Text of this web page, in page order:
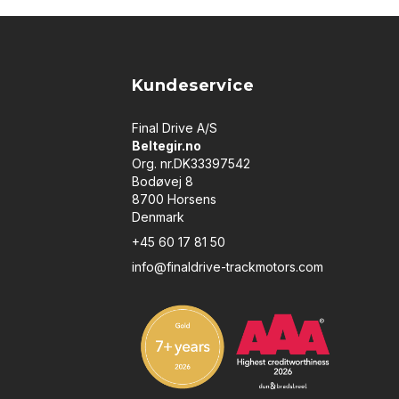
Kundeservice
Final Drive A/S
Beltegir.no
Org. nr.DK33397542
Bodøvej 8
8700 Horsens
Denmark
+45 60 17 81 50
info@finaldrive-trackmotors.com